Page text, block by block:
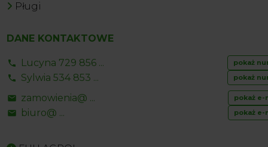
Pługi
DANE KONTAKTOWE
Lucyna 729 856 ... pokaż
Sylwia 534 853 ... pokaż
zamowienia@ ... pokaż e-
biuro@ ... pokaż e-